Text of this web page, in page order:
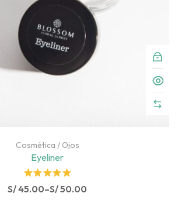
Cosmética / Ojos
Eyeliner
Rated
S/45.00–S/50.00